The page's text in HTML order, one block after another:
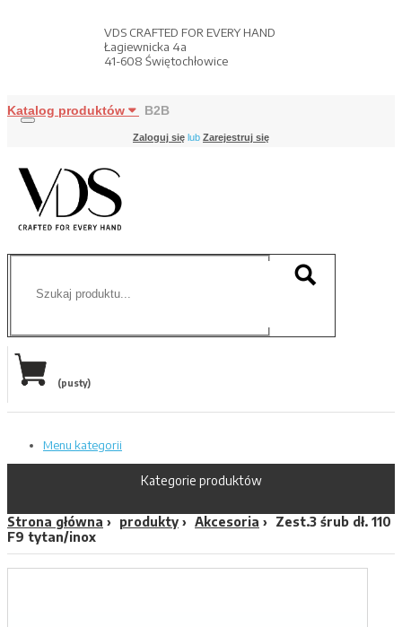
VDS CRAFTED FOR EVERY HAND
Łagiewnicka 4a
41-608 Świętochłowice
Katalog produktów B2B
Zaloguj się lub Zarejestruj się
(pusty)
Menu kategorii
Kategorie produktów
Strona główna produkty Akcesoria
Zest.3 śrub dł. 110
F9 tytan/inox